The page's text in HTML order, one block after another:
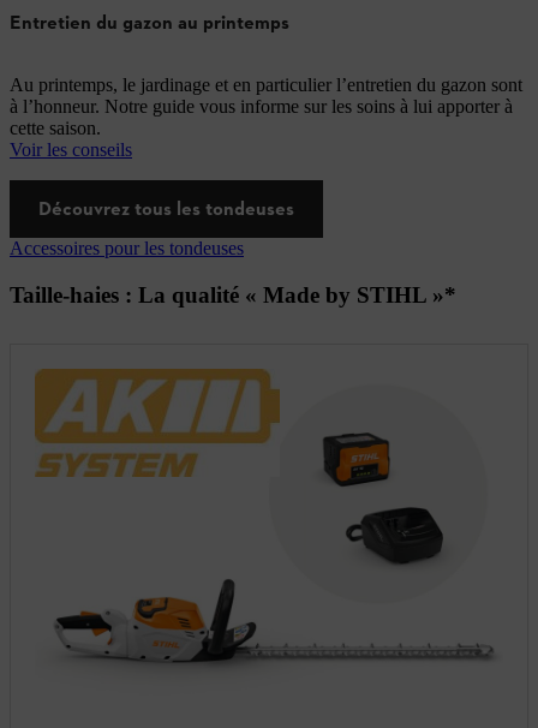
Entretien du gazon au printemps
Au printemps, le jardinage et en particulier l’entretien du gazon sont
à l’honneur. Notre guide vous informe sur les soins à lui apporter à
cette saison.
Voir les conseils
Découvrez tous les tondeuses
Accessoires pour les tondeuses
Taille-haies : La qualité « Made by STIHL »*